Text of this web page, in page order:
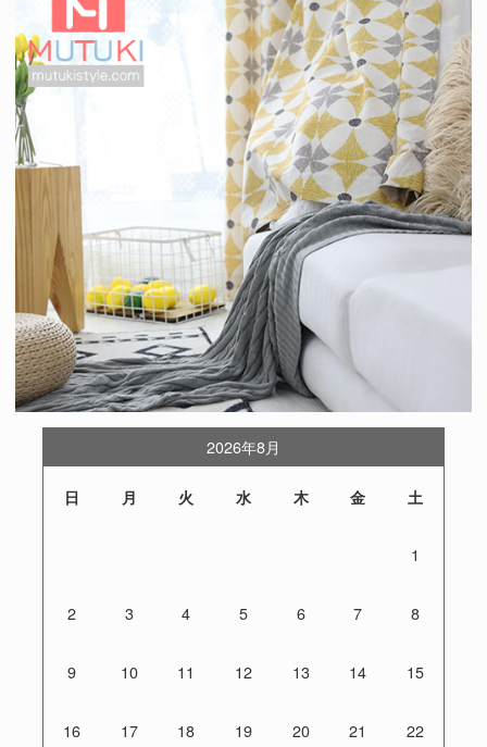
2026年8月
日 月 火 水 木 金 土
1
2 3 4 5 6 7 8
9 10 11 12 13 14 15
16 17 18 19 20 21 22